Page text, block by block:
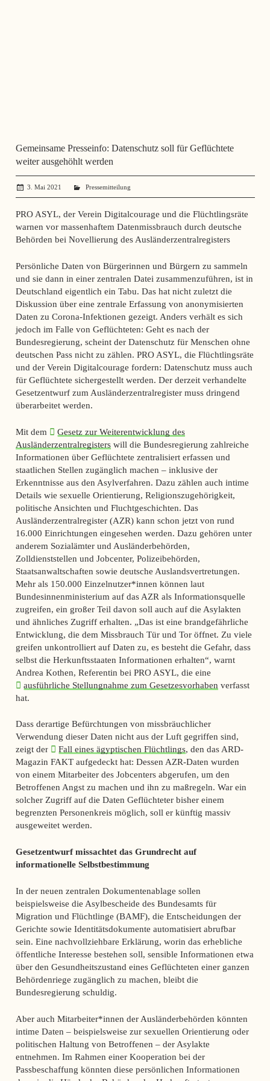
Gemeinsame Presseinfo: Datenschutz soll für Geflüchtete
weiter ausgehöhlt werden
3. Mai 2021 administrator
Pressemitteilung
PRO ASYL, der Verein Digitalcourage und die Flüchtlingsräte
warnen vor massenhaftem Datenmissbrauch durch deutsche
Behörden bei Novellierung des Ausländerzentralregisters
Persönliche Daten von Bürgerinnen und Bürgern zu sammeln
und sie dann in einer zentralen Datei zusammenzuführen, ist in
Deutschland eigentlich ein Tabu. Das hat nicht zuletzt die
Diskussion über eine zentrale Erfassung von anonymisierten
Daten zu Corona-Infektionen gezeigt. Anders verhält es sich
jedoch im Falle von Geflüchteten: Geht es nach der
Bundesregierung, scheint der Datenschutz für Menschen ohne
deutschen Pass nicht zu zählen. PRO ASYL, die Flüchtlingsräte
und der Verein Digitalcourage fordern: Datenschutz muss auch
für Geflüchtete sichergestellt werden. Der derzeit verhandelte
Gesetzentwurf zum Ausländerzentralregister muss dringend
überarbeitet werden.
Mit dem
Gesetz zur Weiterentwicklung des
Ausländerzentralregisterswill die Bundesregierung zahlreiche
Informationen über Geflüchtete zentralisiert erfassen und
staatlichen Stellen zugänglich machen – inklusive der
Erkenntnisse aus den Asylverfahren. Dazu zählen auch intime
Details wie sexuelle Orientierung, Religionszugehörigkeit,
politische Ansichten und Fluchtgeschichten. Das
Ausländerzentralregister (AZR) kann schon jetzt von rund
16.000 Einrichtungen eingesehen werden. Dazu gehören unter
anderem Sozialämter und Ausländerbehörden,
Zolldienststellen und Jobcenter, Polizeibehörden,
Staatsanwaltschaften sowie deutsche Auslandsvertretungen.
Mehr als 150.000 Einzelnutzer*innen können laut
Bundesinnenministerium auf das AZR als Informationsquelle
zugreifen, ein großer Teil davon soll auch auf die Asylakten
und ähnliches Zugriff erhalten. „Das ist eine brandgefährliche
Entwicklung, die dem Missbrauch Tür und Tor öffnet. Zu viele
greifen unkontrolliert auf Daten zu, es besteht die Gefahr, dass
selbst die Herkunftsstaaten Informationen erhalten“, warnt
Andrea Kothen, Referentin bei PRO ASYL, die eine
ausführliche Stellungnahme zum Gesetzesvorhaben verfasst
hat.
Dass derartige Befürchtungen von missbräuchlicher
Verwendung dieser Daten nicht aus der Luft gegriffen sind,
zeigt der
Fall eines ägyptischen Flüchtlings, den das ARD-
Magazin FAKTaufgedeckt hat: Dessen AZR-Daten wurden
von einem Mitarbeiter des Jobcenters abgerufen, um den
Betroffenen Angst zu machen und ihn zu maßregeln. War ein
solcher Zugriff auf die Daten Geflüchteter bisher einem
begrenzten Personenkreis möglich, soll er künftig massiv
ausgeweitet werden.
Gesetzentwurf missachtet das Grundrecht auf
informationelle Selbstbestimmung
In der neuen zentralen Dokumentenablage sollen
beispielsweise die Asylbescheide des Bundesamts für
Migration und Flüchtlinge (BAMF), die Entscheidungen der
Gerichte sowie Identitätsdokumente automatisiert abrufbar
sein. Eine nachvollziehbare Erklärung, worin das erhebliche
öffentliche Interesse bestehen soll, sensible Informationen etwa
über den Gesundheitszustand eines Geflüchteten einer ganzen
Behördenriege zugänglich zu machen, bleibt die
Bundesregierung schuldig.
Aber auch Mitarbeiter*innen der Ausländerbehörden könnten
intime Daten – beispielsweise zur sexuellen Orientierung oder
politischen Haltung von Betroffenen – der Asylakte
entnehmen. Im Rahmen einer Kooperation bei der
Passbeschaffung könnten diese persönlichen Informationen